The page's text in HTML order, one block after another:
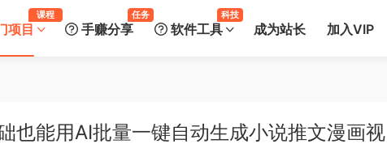
项目
课程
手赚分享
任务
软件工具
科技
成为站长 加入VIP
也能用AI批量一键自动生成小说推文漫画视